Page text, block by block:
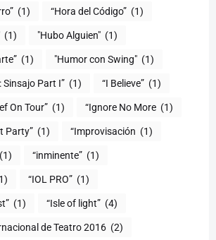
(1) (1)
(1) "Hubo Alguien" (1)
(1) "Humor con Swing" (1)
(1) “I Believe” (1)
On Tour” (1) “Ignore No More (1)
Party” (1) “Improvisación (1)
(1) “inminente” (1)
“IOL PRO” (1)
(1) “Isle of light” (4)
de Teatro 2016 (2)